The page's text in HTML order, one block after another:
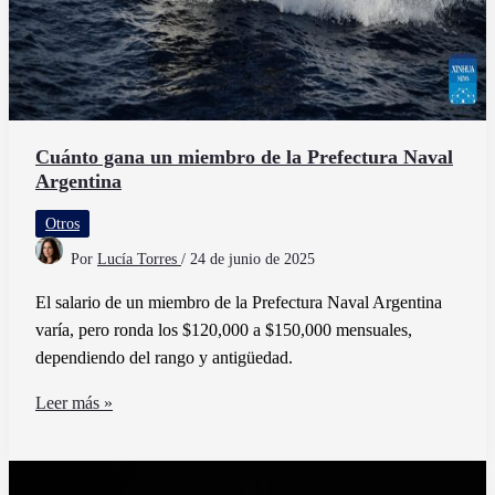
Cuánto gana un miembro de la Prefectura Naval
Argentina
Otros
Por Lucía Torres / 24 de junio de 2025
El salario de un miembro de la Prefectura Naval Argentina
varía, pero ronda los $120,000 a $150,000 mensuales,
dependiendo del rango y antigüedad.
Cuánto
un
Leer más »